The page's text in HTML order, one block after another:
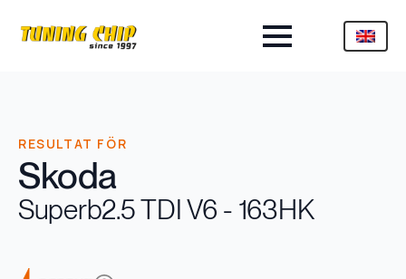
RESULTAT FÖR
Skoda
Superb2.5 TDI V6 - 163HK